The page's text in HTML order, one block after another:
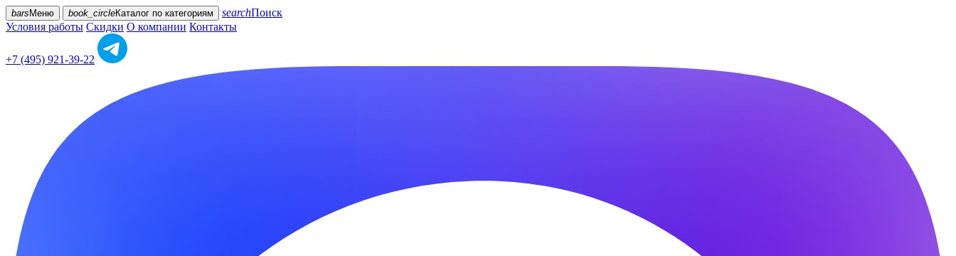
bars Меню book_circleКаталог по категориям searchПоиск
Условия работы Скидки О компании Контакты
+7 (495) 921-39-22